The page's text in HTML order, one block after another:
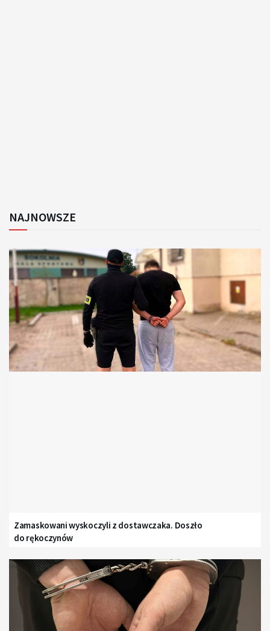
NAJNOWSZE
Zamaskowani wyskoczyli z dostawczaka. Doszło
do rękoczynów